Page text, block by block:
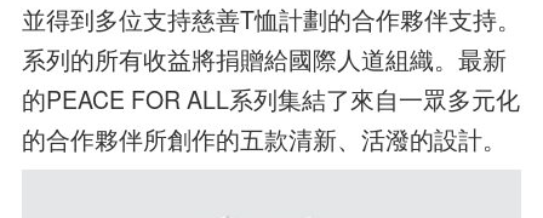
並得到多位支持慈善T恤計劃的合作夥伴支持。
系列的所有收益將捐贈給國際人道組織。 最新
的PEACE FOR ALL系列集結了來自一眾多元化
的合作夥伴所創作的五款清新、活潑的設計。